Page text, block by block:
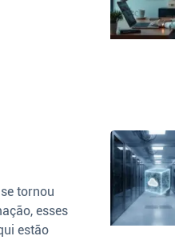
tornou
esses
estão